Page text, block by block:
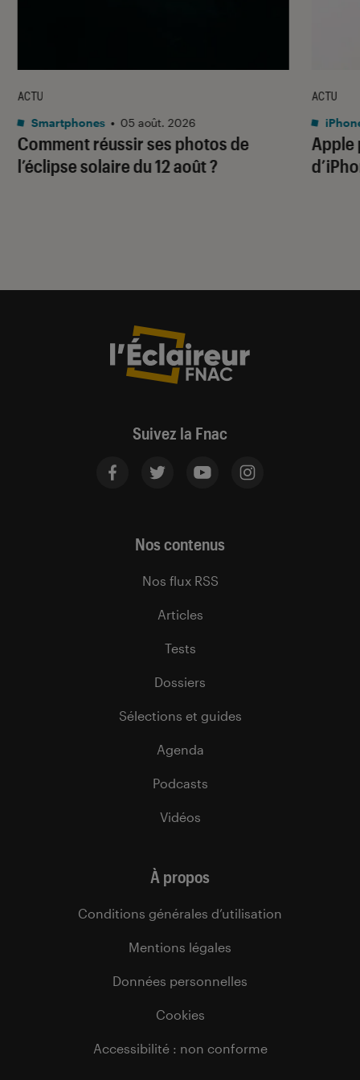
Comment réussir ses photos de
l’éclipse solaire du 12 août ?
ACTU
Smartphones • 05 août. 2026
Apple
ACTU
Suivez la Fnac
Nos contenus
Nos flux RSS
Articles
Tests
Dossiers
Sélections et guides
Agenda
Podcasts
Vidéos
À propos
Conditions générales d’utilisation
Mentions légales
Données personnelles
Cookies
Accessibilité : non conforme